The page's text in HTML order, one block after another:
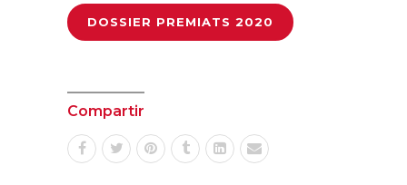
DOSSIER PREMIATS 2020
Compartir